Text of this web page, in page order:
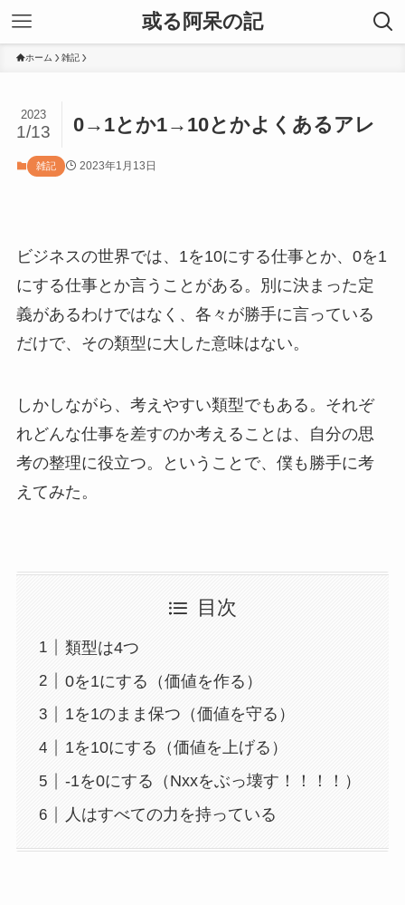
或る阿呆の記
ホーム 雑記
0→1とか1→10とかよくあるアレ
2023
1/13
雑記 2023年1月13日
ビジネスの世界では、1を10にする仕事とか、0を1
にする仕事とか言うことがある。別に決まった定
義があるわけではなく、各々が勝手に言っている
だけで、その類型に大した意味はない。
しかしながら、考えやすい類型でもある。それぞ
れどんな仕事を差すのか考えることは、自分の思
考の整理に役立つ。ということで、僕も勝手に考
えてみた。
目次
類型は4つ
0を1にする（価値を作る）
1を1のまま保つ（価値を守る）
1を10にする（価値を上げる）
-1を0にする（Nxxをぶっ壊す！！！！）
人はすべての力を持っている